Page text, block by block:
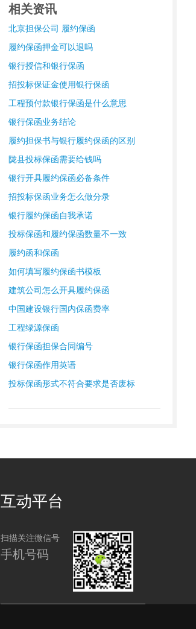
相关资讯
北京担保公司 履约保函
履约保函押金可以退吗
银行授信和银行保函
招投标保证金使用银行保函
工程预付款银行保函是什么意思
银行保函业务结论
履约担保书与银行履约保函的区别
陇县投标保函需要给钱吗
银行开具履约保函必备条件
招投标保函业务怎么做分录
银行履约保函自我承诺
投标保函和履约保函数量不一致
履约函和保函
如何填写履约保函书模板
建筑公司怎么开具履约保函
中国建设银行国内保函费率
工程绿源保函
银行保函担保合同编号
银行保函作用英语
投标保函形式不符合要求是否废标
互动平台
扫描关注微信号
手机号码